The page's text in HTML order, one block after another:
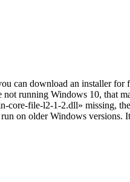
can download an installer for
running Windows 10, that
core-file-l2-1-2.dll» missing,
on older Windows versions.